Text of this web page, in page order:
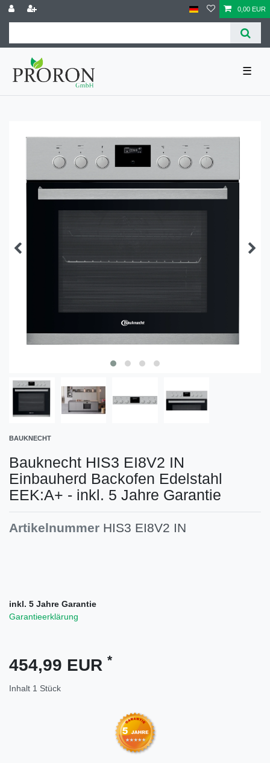
0,00 EUR
☰
BAUKNECHT
Bauknecht HIS3 EI8V2 IN
Einbauherd Backofen Edelstahl
EEK:A+ - inkl. 5 Jahre Garantie
Artikelnummer HIS3 EI8V2 IN
inkl. 5 Jahre Garantie
Garantieerklärung
454,99 EUR *
Inhalt 1 Stück